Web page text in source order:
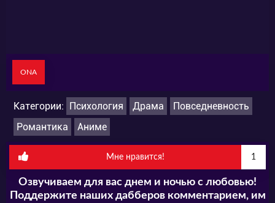
ONA
Категории: Психология Драма
Повседневность
Романтика
Аниме
Мне нравится! 1
Озвучиваем для вас днем и ночью с любовью!
Поддержите наших дабберов комментарием, им